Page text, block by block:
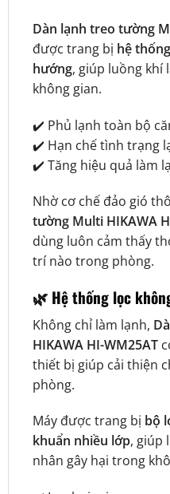
Dàn lạnh treo tường
được trang bị hệ
hướng, giúp luồng khí
không gian.
✔️ Phủ lạnh toàn bộ
✔️ Hạn chế tình trạng
✔️ Tăng hiệu quả làm
Nhờ cơ chế đảo gió
tường Multi HIKAWA
dùng luôn cảm thấy
trí nào trong phòng.
🌿 Hệ thống lọc
Không chỉ làm lạnh,
HIKAWA HI-WM25AT
thiết bị giúp cải thiện
phòng.
Máy được trang bị bộ
khuẩn nhiều lớp, giúp
nhân gây hại trong